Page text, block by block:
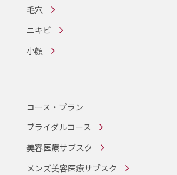
毛穴
ニキビ
小顔
コース・プラン
ブライダルコース
美容医療サブスク
メンズ美容医療サブスク